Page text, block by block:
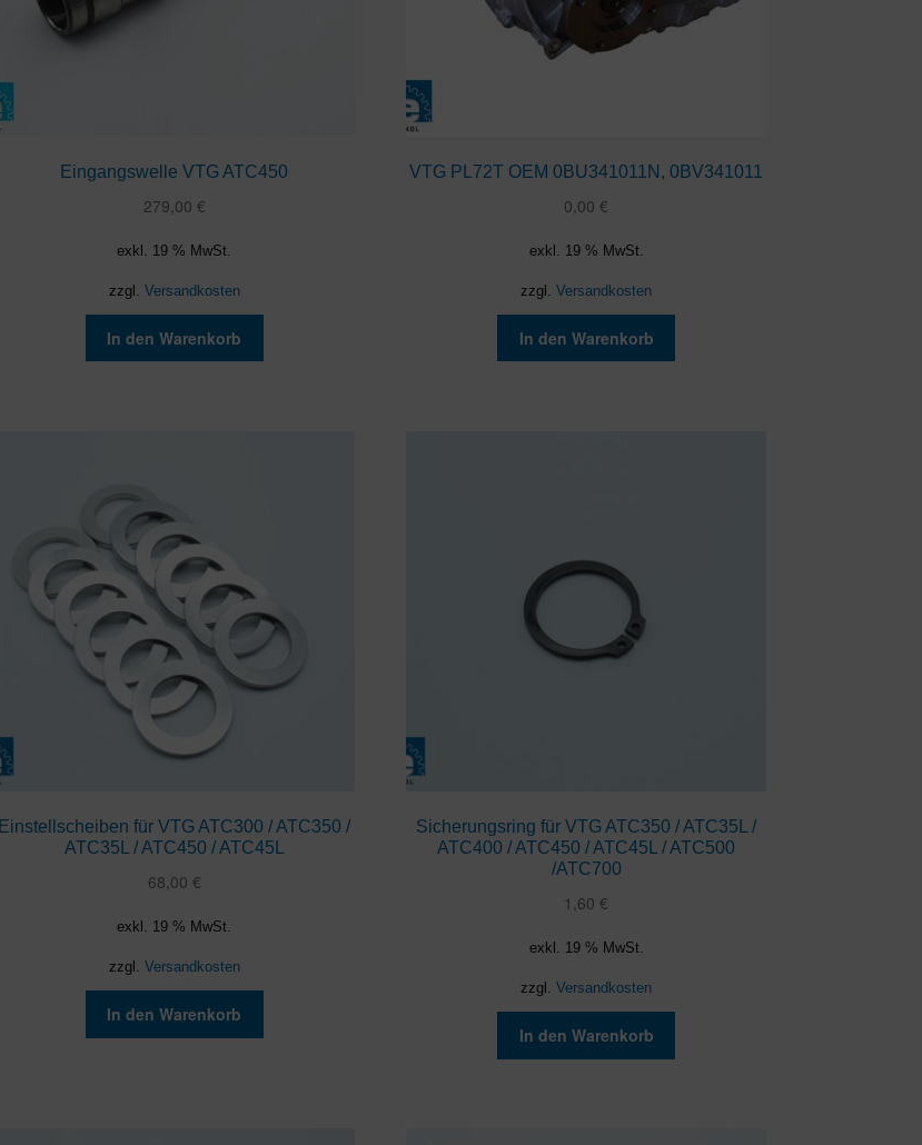
Eingangswelle VTG ATC450
279,00 €
exkl. 19 % MwSt.
zzgl. Versandkosten
In den Warenkorb
VTG PL72T OEM 0BU341011N, 0BV341011
0,00€
exkl. 19 % MwSt.
zzgl.Versandkosten
In den Warenkorb
Einstellscheiben für VTG ATC300 / ATC350 /
ATC35L / ATC450 / ATC45L
68,00 €
exkl. 19 % MwSt.
zzgl. Versandkosten
In den Warenkorb
Sicherungsring für VTG ATC350 / ATC35L /
ATC400 / ATC450 / ATC45L / ATC500
/ATC700
1,60€
exkl. 19 % MwSt.
zzgl.Versandkosten
In den Warenkorb